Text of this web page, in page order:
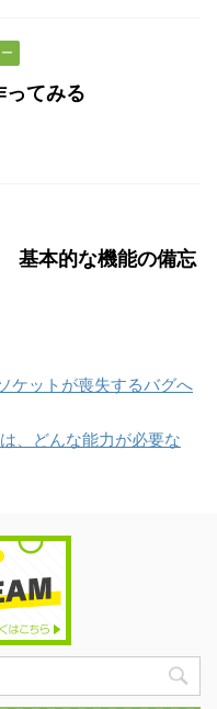
ってみる
本的な機能の備忘
ケットが喪失するバグへ
、どんな能力が必要な